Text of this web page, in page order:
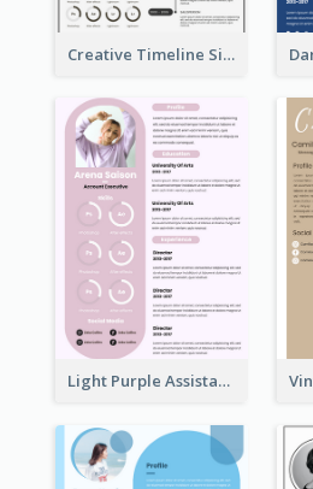
Creative Timeline Simple Resume
Light Purple Assistant Resume